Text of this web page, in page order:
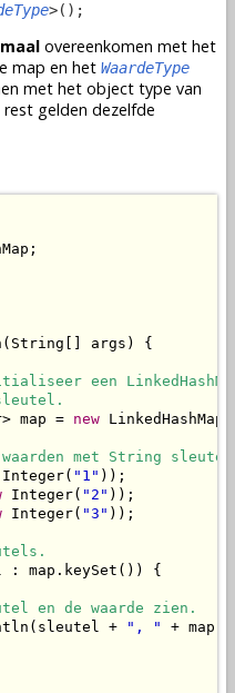
>();
overeenkomen met het
map en het WaardeType
met het object type van
gelden dezelfde
args) {
een
map =
new
met String
Integer( "1" ));
Integer( "2" ));
Integer( "3" ));
map.keySet()) {
en de waarde zien.
+
", "
+